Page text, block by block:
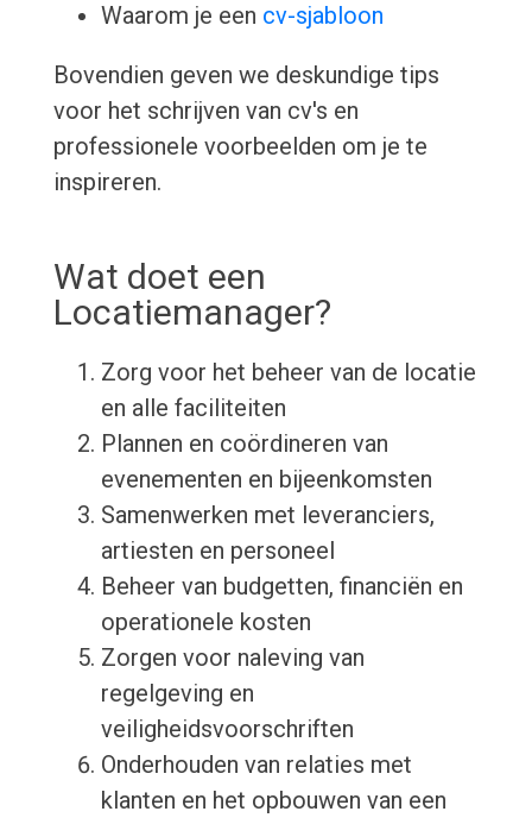
Waarom je een cv-sjabloon
Bovendien geven we deskundige tips
voor het schrijven van cv's en
professionele voorbeelden om je te
inspireren.
Wat doet een
Locatiemanager?
Zorg voor het beheer van de locatie
en alle faciliteiten
Plannen en coördineren van
evenementen en bijeenkomsten
Samenwerken met leveranciers,
artiesten en personeel
Beheer van budgetten, financiën en
operationele kosten
Zorgen voor naleving van
regelgeving en
veiligheidsvoorschriften
Onderhouden van relaties met
klanten en het opbouwen van een